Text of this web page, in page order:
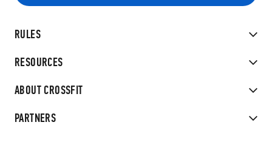
RULES
RESOURCES
ABOUT CROSSFIT
PARTNERS